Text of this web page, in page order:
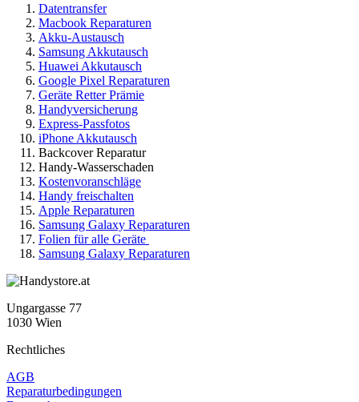
Datentransfer
Macbook Reparaturen
Akku-Austausch
Samsung Akkutausch
Huawei Akkutausch
Google Pixel Reparaturen
Geräte Retter Prämie
Handyversicherung
Express-Passfotos
iPhone Akkutausch
Backcover Reparatur
Handy-Wasserschaden
Kostenvoranschläge
Handy freischalten
Apple Reparaturen
Samsung Galaxy Reparaturen
Folien für alle Geräte
Samsung Galaxy Reparaturen
Ungargasse 77
1030 Wien
Rechtliches
AGB
Reparaturbedingungen